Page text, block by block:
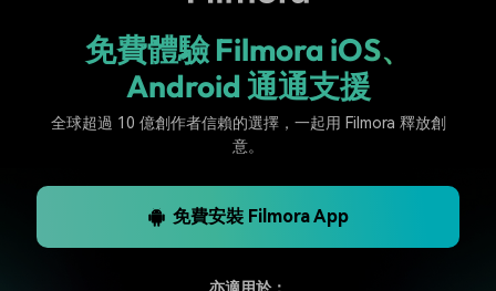
免費體驗 Filmora iOS、
Android 通通支援
全球超過 10 億創作者信賴的選擇，一起用 Filmora 釋放創
意。
免費安裝 Filmora App
亦適用於：